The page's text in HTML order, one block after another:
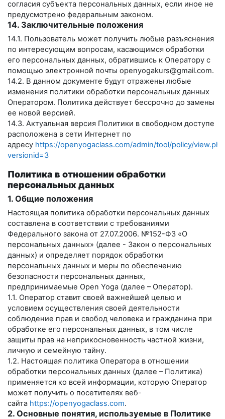
согласия субъекта персональных данных, если иное не
предусмотрено федеральным законом.
14. Заключительные положения
14.1. Пользователь может получить любые разъяснения
по интересующим вопросам, касающимся обработки
его персональных данных, обратившись к Оператору с
помощью электронной почты openyogakurs@gmail.com.
14.2. В данном документе будут отражены любые
изменения политики обработки персональных данных
Оператором. Политика действует бессрочно до замены
ее новой версией.
14.3. Актуальная версия Политики в свободном доступе
расположена в сети Интернет по
адресу https://openyogaclass.com/admin/tool/policy/
versionid=3
Политика в отношении обработки
персональных данных
1. Общие положения
Настоящая политика обработки персональных данных
составлена в соответствии с требованиями
Федерального закона от 27.07.2006. №152-ФЗ «О
персональных данных» (далее - Закон о персональных
данных) и определяет порядок обработки
персональных данных и меры по обеспечению
безопасности персональных данных,
предпринимаемые Open Yoga (далее – Оператор).
1.1. Оператор ставит своей важнейшей целью и
условием осуществления своей деятельности
соблюдение прав и свобод человека и гражданина при
обработке его персональных данных, в том числе
защиты прав на неприкосновенность частной жизни,
личную и семейную тайну.
1.2. Настоящая политика Оператора в отношении
обработки персональных данных (далее – Политика)
применяется ко всей информации, которую Оператор
может получить о посетителях веб-
сайта https://openyogaclass.com.
2. Основные понятия, используемые в Политике